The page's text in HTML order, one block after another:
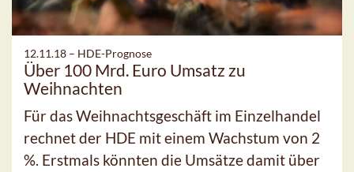
12.11.18 – HDE-Prognose
Über 100 Mrd. Euro Umsatz zu
Weihnachten
Für das Weihnachtsgeschäft im Einzelhandel
rechnet der HDE mit einem Wachstum von 2
%. Erstmals könnten die Umsätze damit über